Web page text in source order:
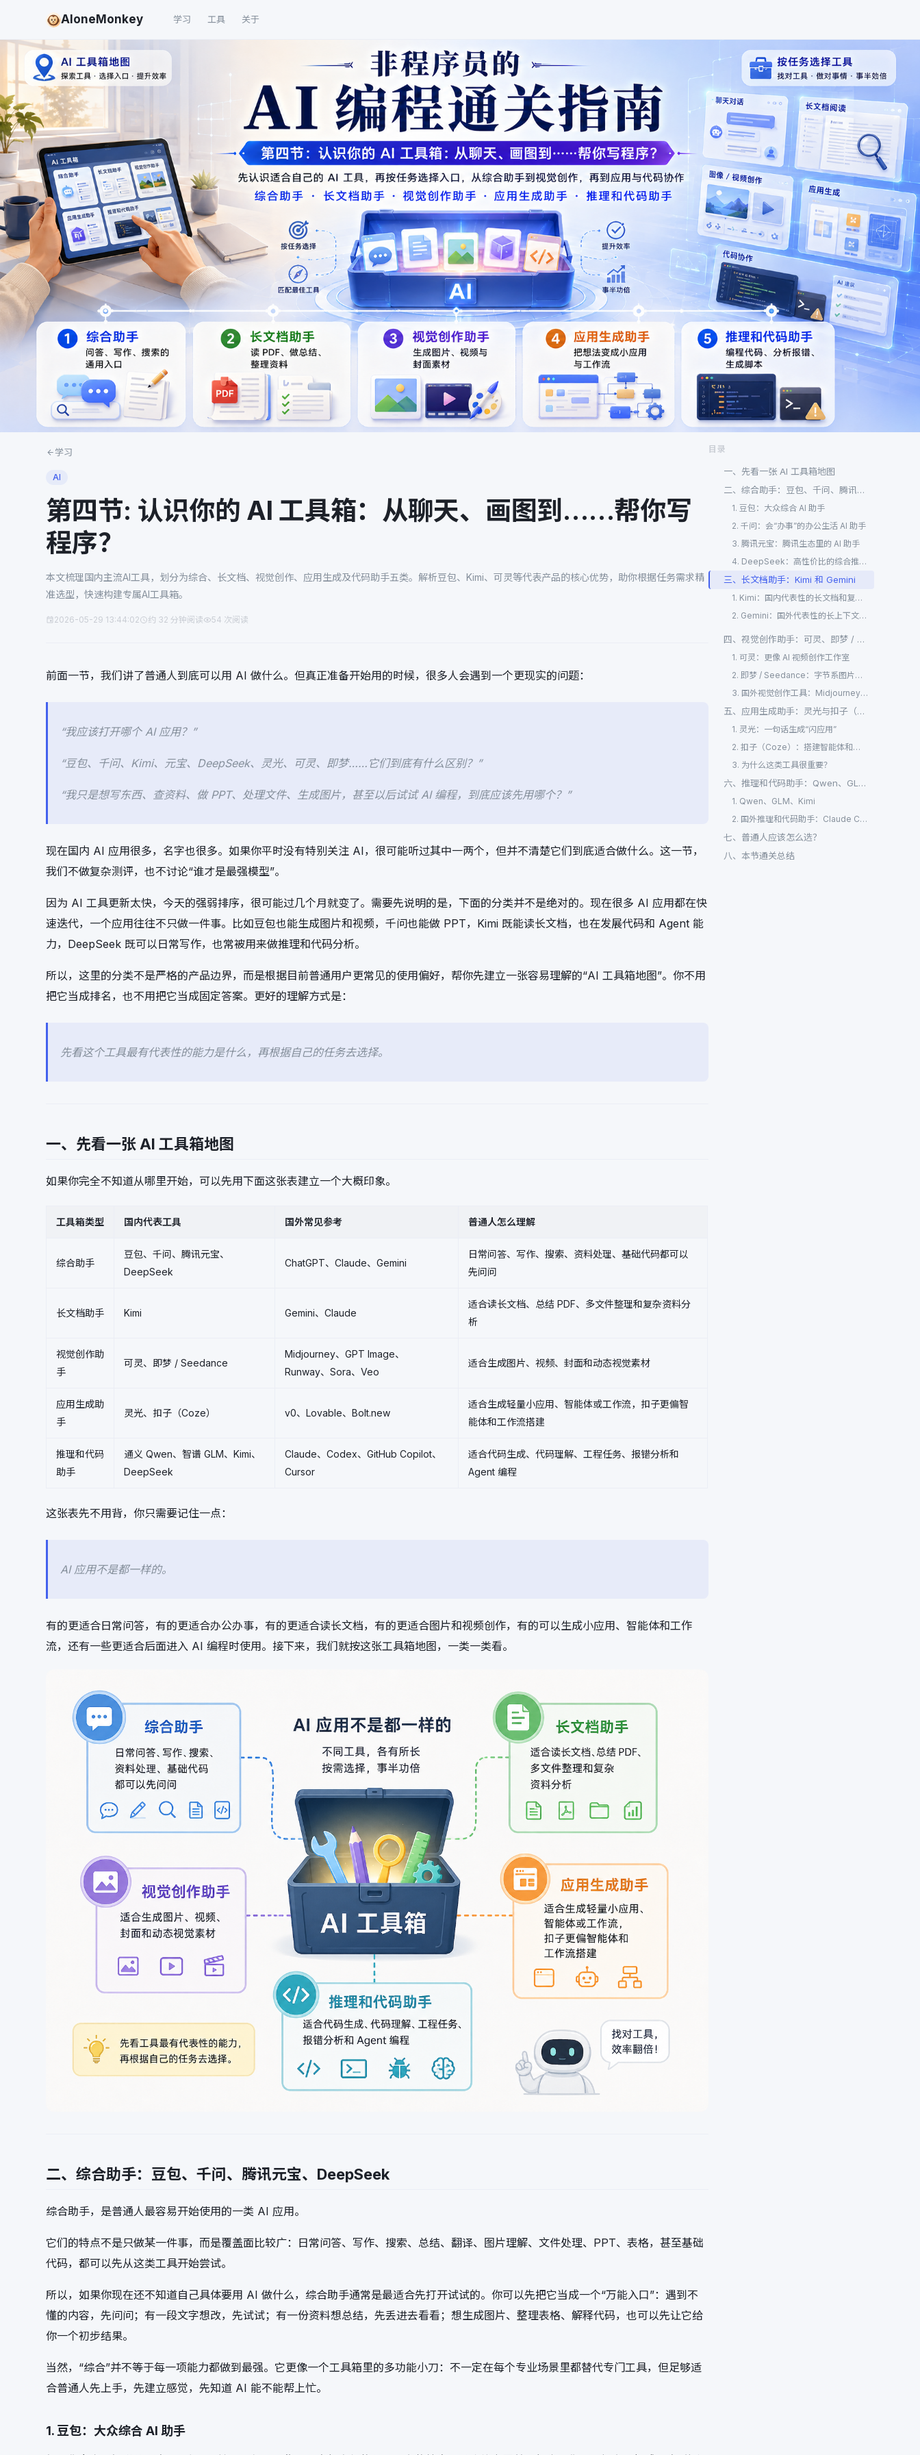
AloneMonkey 学习 工具 关于
学习
AI
第四节: 认识你的 AI 工具箱：从聊天、画图到……帮你写
程序？
本文梳理国内主流AI工具，划分为综合、长文档、视觉创作、应用生成及代码助手五类。解析豆包、Kimi、可灵等代表产品的核心优势，助你根据任务需求精
准选型，快速构建专属AI工具箱。
2026-05-29 13:44:02 约 32 分钟阅读 54 次阅读
前面一节，我们讲了普通人到底可以用 AI 做什么。但真正准备开始用的时候，很多人会遇到一个更现实的问题：
“我应该打开哪个 AI 应用？”
“豆包、千问、Kimi、元宝、DeepSeek、灵光、可灵、即梦……它们到底有什么区别？”
“我只是想写东西、查资料、做 PPT、处理文件、生成图片，甚至以后试试 AI 编程，到底应该先用哪个？”
现在国内 AI 应用很多，名字也很多。如果你平时没有特别关注 AI，很可能听过其中一两个，但并不清楚它们到底适合做什么。这一节，
我们不做复杂测评，也不讨论“谁才是最强模型”。
因为 AI 工具更新太快，今天的强弱排序，很可能过几个月就变了。需要先说明的是，下面的分类并不是绝对的。现在很多 AI 应用都在快
速迭代，一个应用往往不只做一件事。比如豆包也能生成图片和视频，千问也能做 PPT，Kimi 既能读长文档，也在发展代码和 Agent 能
力，DeepSeek 既可以日常写作，也常被用来做推理和代码分析。
所以，这里的分类不是严格的产品边界，而是根据目前普通用户更常见的使用偏好，帮你先建立一张容易理解的“AI 工具箱地图”。你不用
把它当成排名，也不用把它当成固定答案。更好的理解方式是：
先看这个工具最有代表性的能力是什么，再根据自己的任务去选择。
一、先看一张 AI 工具箱地图
如果你完全不知道从哪里开始，可以先用下面这张表建立一个大概印象。
工具箱类型 国内代表工具 国外常见参考 普通人怎么理解
综合助手
豆包、千问、腾讯元宝、
DeepSeek
ChatGPT、Claude、Gemini
日常问答、写作、搜索、资料处理、基础代码都可以
先问问
长文档助手 Kimi Gemini、Claude
适合读长文档、总结 PDF、多文件整理和复杂资料分
析
视觉创作助
手
可灵、即梦 / Seedance
Midjourney、GPT Image、
Runway、Sora、Veo
适合生成图片、视频、封面和动态视觉素材
应用生成助
手
灵光、扣子（Coze） v0、Lovable、Bolt.new
适合生成轻量小应用、智能体或工作流，扣子更偏智
能体和工作流搭建
推理和代码
助手
通义 Qwen、智谱 GLM、Kimi、
DeepSeek
Claude、Codex、GitHub Copilot、
Cursor
适合代码生成、代码理解、工程任务、报错分析和
Agent 编程
这张表先不用背，你只需要记住一点：
AI 应用不是都一样的。
有的更适合日常问答，有的更适合办公办事，有的更适合读长文档，有的更适合图片和视频创作，有的可以生成小应用、智能体和工作
流，还有一些更适合后面进入 AI 编程时使用。接下来，我们就按这张工具箱地图，一类一类看。
二、综合助手：豆包、千问、腾讯元宝、DeepSeek
综合助手，是普通人最容易开始使用的一类 AI 应用。
它们的特点不是只做某一件事，而是覆盖面比较广：日常问答、写作、搜索、总结、翻译、图片理解、文件处理、PPT、表格，甚至基础
代码，都可以先从这类工具开始尝试。
所以，如果你现在还不知道自己具体要用 AI 做什么，综合助手通常是最适合先打开试试的。你可以先把它当成一个“万能入口”：遇到不
懂的内容，先问问；有一段文字想改，先试试；有一份资料想总结，先丢进去看看；想生成图片、整理表格、解释代码，也可以先让它给
你一个初步结果。
当然，“综合”并不等于每一项能力都做到最强。它更像一个工具箱里的多功能小刀：不一定在每个专业场景里都替代专门工具，但足够适
合普通人先上手，先建立感觉，先知道 AI 能不能帮上忙。
1. 豆包：大众综合 AI 助手
目录
一、先看一张 AI 工具箱地图
二、综合助手：豆包、千问、腾讯元宝、DeepSeek
1. 豆包：大众综合 AI 助手
2. 千问：会“办事”的办公生活 AI 助手
3. 腾讯元宝：腾讯生态里的 AI 助手
4. DeepSeek：高性价比的综合推理助手
三、长文档助手：Kimi 和 Gemini
1. Kimi：国内代表性的长文档和复杂资料处理助手
2. Gemini：国外代表性的长上下文和多模态资料处理助手
四、视觉创作助手：可灵、即梦 / Seedance
1. 可灵：更像 AI 视频创作工作室
2. 即梦 / Seedance：字节系图片和视频创作入口
3. 国外视觉创作工具：Midjourney、GPT Image、Runway、Sora、Veo
五、应用生成助手：灵光与扣子（Coze）
1. 灵光：一句话生成“闪应用”
2. 扣子（Coze）：搭建智能体和工作流
3. 为什么这类工具很重要？
六、推理和代码助手：Qwen、GLM、Kimi
1. Qwen、GLM、Kimi
2. 国外推理和代码助手：Claude Code、Codex、GitHub Copilot、Cursor
七、普通人应该怎么选？
八、本节通关总结